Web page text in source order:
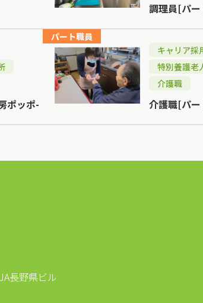
調理員[パ
ポッポ- 介護職[パ
キャリア採
パート職員
特別養護老
介護職
長野県ビル